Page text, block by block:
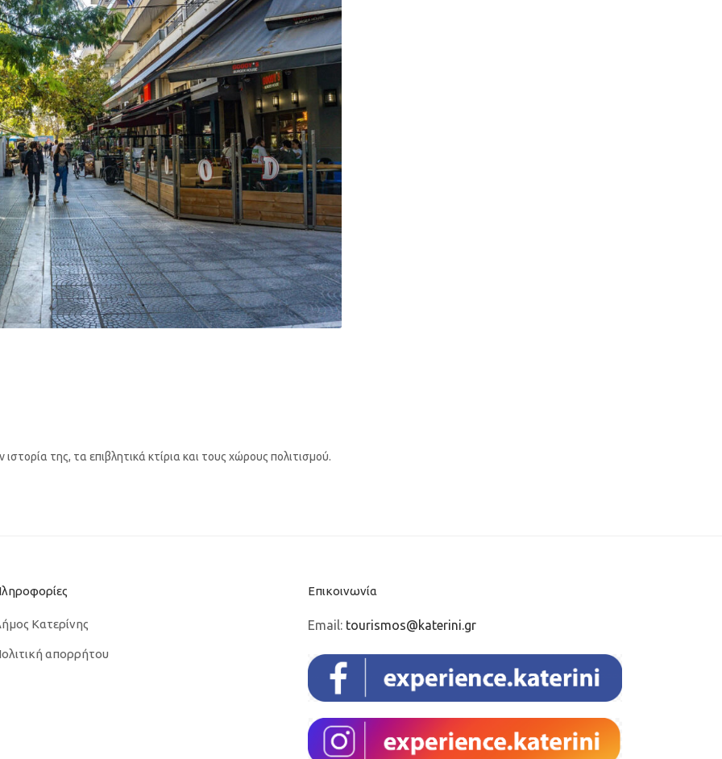
της, τα επιβλητικά κτίρια και τους χώρους πολιτισμού.
Κατερίνης
απορρήτου
Επικοινωνία
Email: tourismos@katerini.gr